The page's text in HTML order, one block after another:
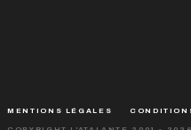
MENTIONS LÉGALES